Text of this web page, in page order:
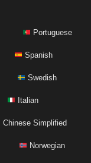
Portuguese
Spanish
Swedish
Italian
Chinese Simplified
Norwegian